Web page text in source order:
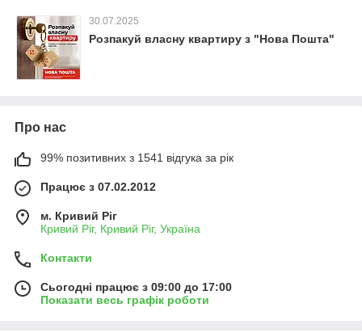
30.07.2025
Розпакуй власну квартиру з "Нова Пошта"
Про нас
99% позитивних з 1541 відгука за рік
Працює з 07.02.2012
м. Кривий Ріг
Кривий Ріг, Кривий Ріг, Україна
Контакти
Сьогодні працює з 09:00 до 17:00
Показати весь графік роботи